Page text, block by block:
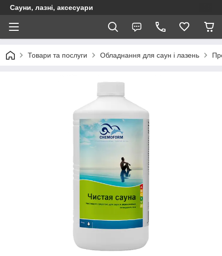
Сауни, лазні, аксесуари
Товари та послуги Обладнання для саун і лазень